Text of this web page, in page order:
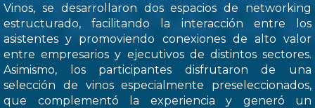
Vinos, se desarrollaron dos espacios de networking
estructurado, facilitando la interacción entre los
asistentes y promoviendo conexiones de alto valor
entre empresarios y ejecutivos de distintos sectores.
Asimismo, los participantes disfrutaron de una
selección de vinos especialmente preseleccionados,
que complementó la experiencia y generó un